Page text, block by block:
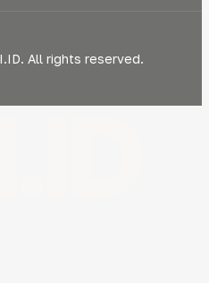
All rights reserved.